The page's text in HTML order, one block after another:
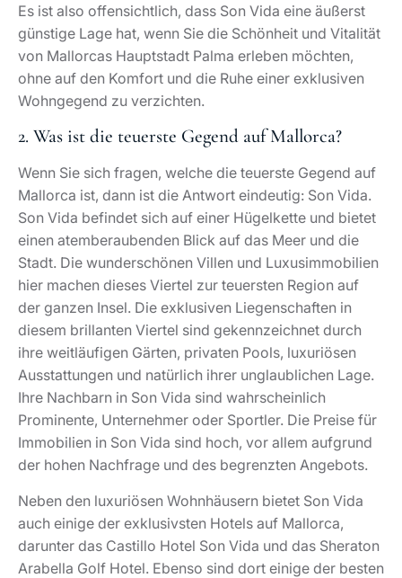
Es ist also offensichtlich, dass Son Vida eine äußerst
günstige Lage hat, wenn Sie die Schönheit und Vitalität
von Mallorcas Hauptstadt Palma erleben möchten,
ohne auf den Komfort und die Ruhe einer exklusiven
Wohngegend zu verzichten.
2. Was ist die teuerste Gegend auf Mallorca?
Wenn Sie sich fragen, welche die teuerste Gegend auf
Mallorca ist, dann ist die Antwort eindeutig: Son Vida.
Son Vida befindet sich auf einer Hügelkette und bietet
einen atemberaubenden Blick auf das Meer und die
Stadt. Die wunderschönen Villen und Luxusimmobilien
hier machen dieses Viertel zur teuersten Region auf
der ganzen Insel. Die exklusiven Liegenschaften in
diesem brillanten Viertel sind gekennzeichnet durch
ihre weitläufigen Gärten, privaten Pools, luxuriösen
Ausstattungen und natürlich ihrer unglaublichen Lage.
Ihre Nachbarn in Son Vida sind wahrscheinlich
Prominente, Unternehmer oder Sportler. Die Preise für
Immobilien in Son Vida sind hoch, vor allem aufgrund
der hohen Nachfrage und des begrenzten Angebots.
Neben den luxuriösen Wohnhäusern bietet Son Vida
auch einige der exklusivsten Hotels auf Mallorca,
darunter das Castillo Hotel Son Vida und das Sheraton
Arabella Golf Hotel. Ebenso sind dort einige der besten